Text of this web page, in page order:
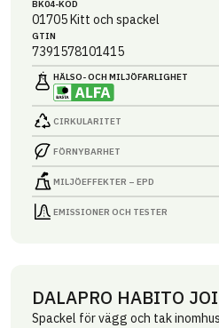
BK04-KOD
01705Kitt och spackel
GTIN
7391578101415
HÄLSO- OCH MILJÖ­FARLIGHET
CIRKULARITET
FÖRNYBARHET
MILJÖEFFEKTER – EPD
EMISSIONER OCH TESTER
DALAPRO HABITO
Spackel för vägg och tak inomhus